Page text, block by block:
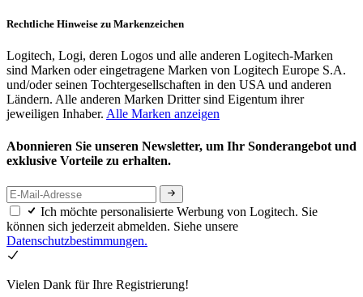
Rechtliche Hinweise zu Markenzeichen
Logitech, Logi, deren Logos und alle anderen Logitech-Marken
sind Marken oder eingetragene Marken von Logitech Europe S.A.
und/oder seinen Tochtergesellschaften in den USA und anderen
Ländern. Alle anderen Marken Dritter sind Eigentum ihrer
jeweiligen Inhaber. Alle Marken anzeigen
Abonnieren Sie unseren Newsletter, um Ihr Sonderangebot und
exklusive Vorteile zu erhalten.
Ich möchte personalisierte Werbung von Logitech. Sie
können sich jederzeit abmelden. Siehe unsere
Datenschutzbestimmungen.
Vielen Dank für Ihre Registrierung!